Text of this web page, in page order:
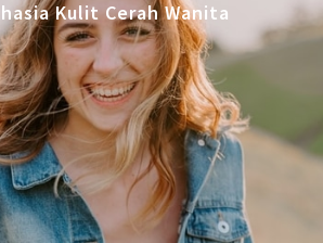
Kulit Cerah Wanita